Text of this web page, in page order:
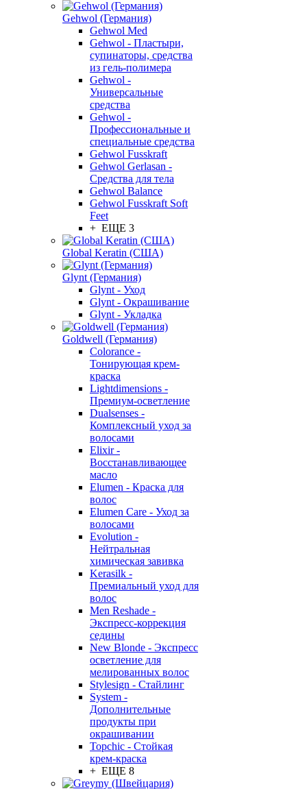
Gehwol (Германия)
Gehwol Med
Gehwol - Пластыри,
супинаторы, средства
из гель-полимера
Gehwol -
Универсальные
средства
Gehwol -
Профессиональные и
специальные средства
Gehwol Fusskraft
Gehwol Gerlasan -
Средства для тела
Gehwol Balance
Gehwol Fusskraft Soft
Feet
+ ЕЩЕ 3
Global Keratin (США)
Glynt (Германия)
Glynt - Уход
Glynt - Окрашивание
Glynt - Укладка
Goldwell (Германия)
Colorance -
Тонирующая крем-
краска
Lightdimensions -
Премиум-осветление
Dualsenses -
Комплексный уход за
волосами
Elixir -
Восстанавливающее
масло
Elumen - Краска для
волос
Elumen Care - Уход за
волосами
Evolution -
Нейтральная
химическая завивка
Kerasilk -
Премиальный уход для
волос
Men Reshade -
Экспресс-коррекция
седины
New Blonde - Экспресс
осветление для
мелированных волос
Stylesign - Стайлинг
System -
Дополнительные
продукты при
окрашивании
Topchic - Стойкая
крем-краска
+ ЕЩЕ 8